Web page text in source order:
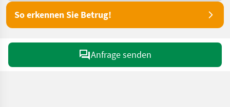
So erkennen Sie Betrug!
Anfrage senden